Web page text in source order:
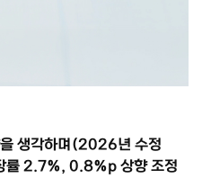
생각하며(2026년 수정
2.7%, 0.8%p 상향 조정